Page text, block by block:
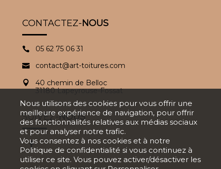
CONTACTEZ-NOUS
 05 62 75 06 31
 contact@art-toitures.com

40 chemin de Belloc
31180 Lapeyrouse-Fossat
SUIVEZ-NOUS
Nous utilisons des cookies pour vous offrir une
meilleure expérience de navigation, pour offrir
des fonctionnalités relatives aux médias sociaux
et pour analyser notre trafic.
Vous consentez à nos cookies et à notre
Politique de confidentialité si vous continuez à
utiliser ce site. Vous pouvez activer/désactiver les